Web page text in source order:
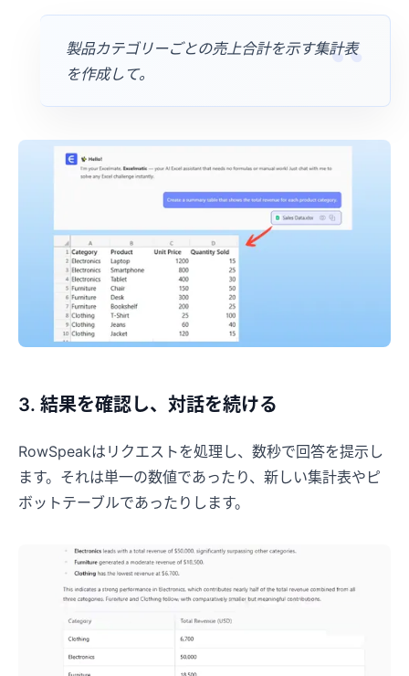
製品カテゴリーごとの売上合計を示す集計表
を作成して。
3. 結果を確認し、対話を続ける
RowSpeakはリクエストを処理し、数秒で回答を提示し
ます。それは単一の数値であったり、新しい集計表やピ
ボットテーブルであったりします。
を
ファイルをアップロードし、やりたいことを自然な
言葉で伝えるだけ。RowSpeak がデータを整理・分